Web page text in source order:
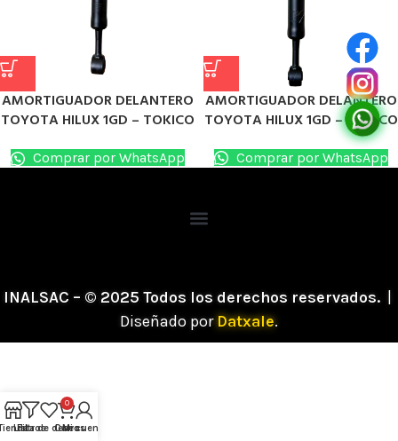
AMORTIGUADOR DELANTERO
TOYOTA HILUX 1GD – TOKICO
Comprar por WhatsApp
AMORTIGUADOR DELANTERO
TOYOTA HILUX 1GD – TOKICO
Comprar por WhatsApp
INALSAC – © 2025 Todos los derechos reservados.|
Diseñado por Datxale.
Filtros
Lista de deseos
0
Carro
Mi cuenta